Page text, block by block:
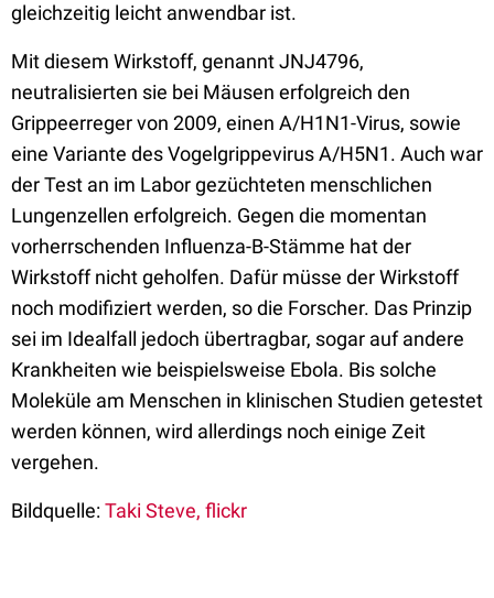
gleichzeitig leicht anwendbar ist.
Mit diesem Wirkstoff, genannt JNJ4796,
neutralisierten sie bei Mäusen erfolgreich den
Grippeerreger von 2009, einen A/H1N1-Virus, sowie
eine Variante des Vogelgrippevirus A/H5N1. Auch war
der Test an im Labor gezüchteten menschlichen
Lungenzellen erfolgreich. Gegen die momentan
vorherrschenden Influenza-B-Stämme hat der
Wirkstoff nicht geholfen. Dafür müsse der Wirkstoff
noch modifiziert werden, so die Forscher. Das Prinzip
sei im Idealfall jedoch übertragbar, sogar auf andere
Krankheiten wie beispielsweise Ebola. Bis solche
Moleküle am Menschen in klinischen Studien getestet
werden können, wird allerdings noch einige Zeit
vergehen.
Bildquelle:Taki Steve, flickr